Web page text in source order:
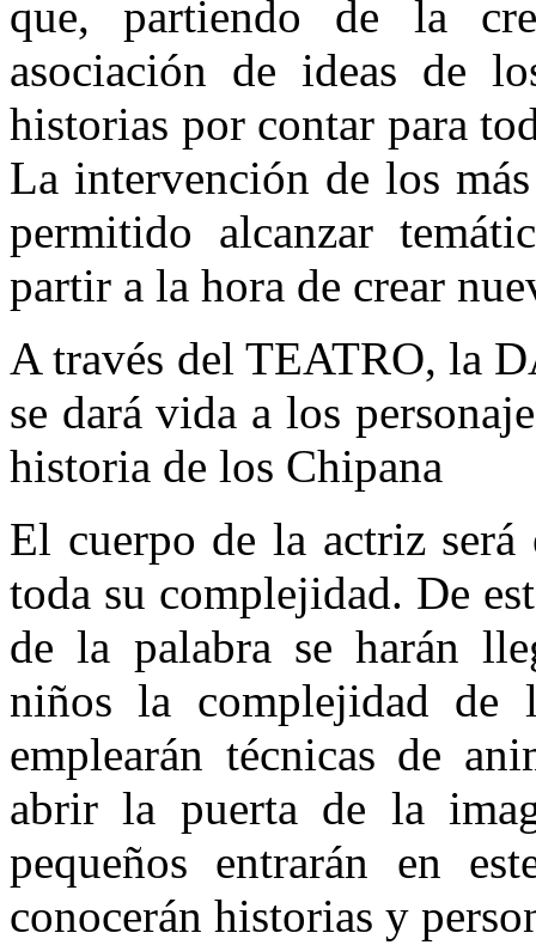
que, partiendo de la
asociación de ideas de
historias por contar para
La intervención de los
permitido alcanzar
partir a la hora de crear
A través del TEATRO, la
se dará vida a los
historia de los Chipana
El cuerpo de la actriz
toda su complejidad. De
de la palabra se harán
niños la complejidad de
emplearán técnicas de
abrir la puerta de la
pequeños entrarán en
conocerán historias y